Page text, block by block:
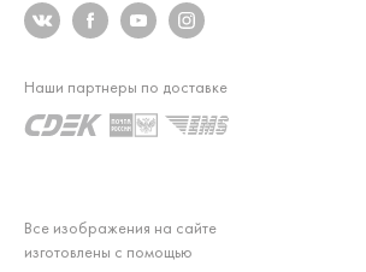
Все изображения на сайте
изготовлены с помощью
Наши партнеры по доставке